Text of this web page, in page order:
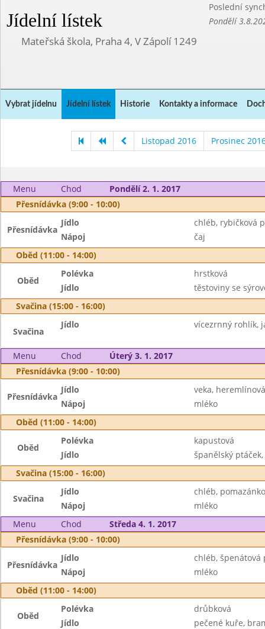
Jídelní lístek
Poslední
Pondělí
Mateřská škola, Praha 4, V Zápolí 1249
Vybrat jídelnu Jídelní lístek Historie Kontakty a informace
Listopad 2016 Prosinec
Menu Chod
Pondělí 2. 1. 2017
Přesnídávka (9:00 - 10:00)
Přesnídávka
Jídlo
chléb, rybičková
Nápoj
čaj
Oběd (11:00 - 14:00)
Oběd
Polévka
hrstková
Jídlo
těstoviny se
Svačina (15:00 - 16:00)
Svačina
Jídlo vícezrnný rohlík,
Menu Chod
Úterý 3. 1. 2017
Přesnídávka (9:00 - 10:00)
Přesnídávka
Jídlo
veka,
Nápoj
mléko
Oběd (11:00 - 14:00)
Oběd
Polévka
kapustová
Jídlo
španělský
Svačina (15:00 - 16:00)
Svačina
Jídlo
chléb,
Nápoj
mléko
Menu
Chod
Středa 4. 1. 2017
Přesnídávka (9:00 - 10:00)
Přesnídávka
Jídlo
chléb, špenátová
Nápoj
mléko
Oběd (11:00 - 14:00)
Oběd
Polévka
drůbková
Jídlo
pečené kuře,